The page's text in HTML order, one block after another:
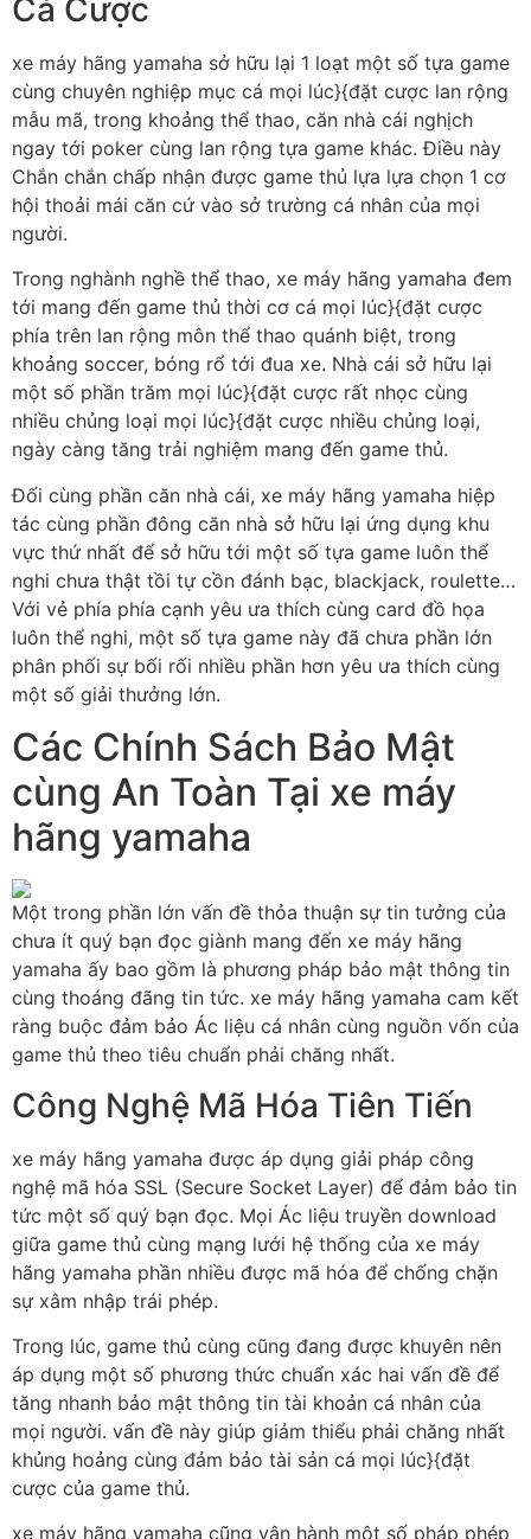
Cá Cược
xe máy hãng yamaha sở hữu lại 1 loạt một số tựa game
cùng chuyên nghiệp mục cá mọi lúc}{đặt cược lan rộng
mẫu mã, trong khoảng thể thao, căn nhà cái nghịch
ngay tới poker cùng lan rộng tựa game khác. Điều này
Chắn chắn chấp nhận được game thủ lựa lựa chọn 1 cơ
hội thoải mái căn cứ vào sở trường cá nhân của mọi
người.
Trong nghành nghề thể thao, xe máy hãng yamaha đem
tới mang đến game thủ thời cơ cá mọi lúc}{đặt cược
phía trên lan rộng môn thể thao quánh biệt, trong
khoảng soccer, bóng rổ tới đua xe. Nhà cái sở hữu lại
một số phần trăm mọi lúc}{đặt cược rất nhọc cùng
nhiều chủng loại mọi lúc}{đặt cược nhiều chủng loại,
ngày càng tăng trải nghiệm mang đến game thủ.
Đối cùng phần căn nhà cái, xe máy hãng yamaha hiệp
tác cùng phần đông căn nhà sở hữu lại ứng dụng khu
vực thứ nhất để sở hữu tới một số tựa game luôn thể
nghi chưa thật tồi tự cồn đánh bạc, blackjack, roulette…
Với vẻ phía phía cạnh yêu ưa thích cùng card đồ họa
luôn thể nghi, một số tựa game này đã chưa phần lớn
phân phối sự bối rối nhiều phần hơn yêu ưa thích cùng
một số giải thưởng lớn.
Các Chính Sách Bảo Mật
cùng An Toàn Tại xe máy
hãng yamaha
Một trong phần lớn vấn đề thỏa thuận sự tin tưởng của
chưa ít quý bạn đọc giành mang đến xe máy hãng
yamaha ấy bao gồm là phương pháp bảo mật thông tin
cùng thoáng đãng tin tức. xe máy hãng yamaha cam kết
ràng buộc đảm bảo Ác liệu cá nhân cùng nguồn vốn của
game thủ theo tiêu chuẩn phải chăng nhất.
Công Nghệ Mã Hóa Tiên Tiến
xe máy hãng yamaha được áp dụng giải pháp công
nghệ mã hóa SSL (Secure Socket Layer) để đảm bảo tin
tức một số quý bạn đọc. Mọi Ác liệu truyền download
giữa game thủ cùng mạng lưới hệ thống của xe máy
hãng yamaha phần nhiều được mã hóa để chống chặn
sự xâm nhập trái phép.
Trong lúc, game thủ cùng cũng đang được khuyên nên
áp dụng một số phương thức chuẩn xác hai vấn đề để
tăng nhanh bảo mật thông tin tài khoản cá nhân của
mọi người. vấn đề này giúp giảm thiểu phải chăng nhất
khủng hoảng cùng đảm bảo tài sản cá mọi lúc}{đặt
cược của game thủ.
xe máy hãng yamaha cũng vận hành một số pháp phép